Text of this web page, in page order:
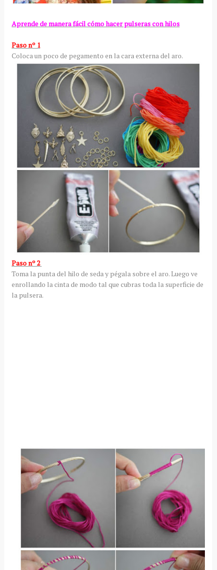
Aprende de manera fácil cómo hacer pulseras con hilos
Paso nº 1
Coloca un poco de pegamento en la cara externa del aro.
Paso nº 2
Toma la punta del hilo de seda y pégala sobre el aro. Luego ve
enrollando la cinta de modo tal que cubras toda la superficie de
la pulsera.